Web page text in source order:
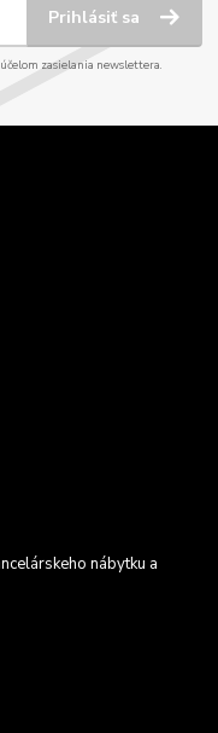
Prihlásiť sa
zasielania newslettera.
nábytku a